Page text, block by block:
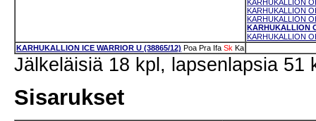
KARHUKALLION
KARHUKALLION
KARHUKALLION
KARHUKALLION
KARHUKALLION
KARHUKALLION ICE WARRIOR U (38865/12) Poa Pra Ifa Sk Ka
Jälkeläisiä 18 kpl, lapsenlapsia 51
Sisarukset